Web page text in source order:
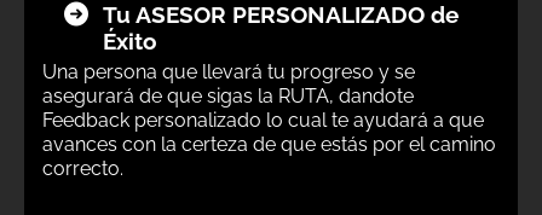
Tu ASESOR PERSONALIZADO de
Éxito
Una persona que llevará tu progreso y se
asegurará de que sigas la RUTA, dandote
Feedback personalizado lo cual te ayudará a que
avances con la certeza de que estás por el camino
correcto.